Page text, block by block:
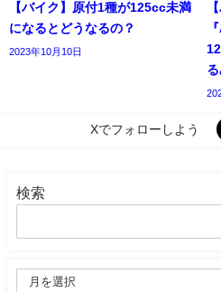
【バイク】原付1種が125cc未満
になるとどうなるの？
2023年10月10日
Xでフォローしよう
検索